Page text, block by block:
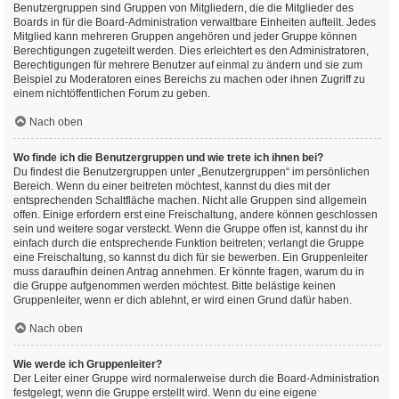
Benutzergruppen sind Gruppen von Mitgliedern, die die Mitglieder des
Boards in für die Board-Administration verwaltbare Einheiten aufteilt. Jedes
Mitglied kann mehreren Gruppen angehören und jeder Gruppe können
Berechtigungen zugeteilt werden. Dies erleichtert es den Administratoren,
Berechtigungen für mehrere Benutzer auf einmal zu ändern und sie zum
Beispiel zu Moderatoren eines Bereichs zu machen oder ihnen Zugriff zu
einem nichtöffentlichen Forum zu geben.
Nach oben
Wo finde ich die Benutzergruppen und wie trete ich ihnen bei?
Du findest die Benutzergruppen unter „Benutzergruppen“ im persönlichen
Bereich. Wenn du einer beitreten möchtest, kannst du dies mit der
entsprechenden Schaltfläche machen. Nicht alle Gruppen sind allgemein
offen. Einige erfordern erst eine Freischaltung, andere können geschlossen
sein und weitere sogar versteckt. Wenn die Gruppe offen ist, kannst du ihr
einfach durch die entsprechende Funktion beitreten; verlangt die Gruppe
eine Freischaltung, so kannst du dich für sie bewerben. Ein Gruppenleiter
muss daraufhin deinen Antrag annehmen. Er könnte fragen, warum du in
die Gruppe aufgenommen werden möchtest. Bitte belästige keinen
Gruppenleiter, wenn er dich ablehnt, er wird einen Grund dafür haben.
Nach oben
Wie werde ich Gruppenleiter?
Der Leiter einer Gruppe wird normalerweise durch die Board-Administration
festgelegt, wenn die Gruppe erstellt wird. Wenn du eine eigene